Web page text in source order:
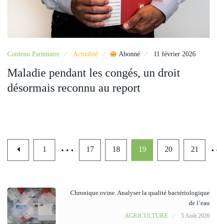
Contenu Partenaire Actualité Abonné 11 février 2026
Maladie pendant les congés, un droit
désormais reconnu au report
1 … 17 18 19 20 21
Chronique ovine. Analyser la qualité bactériologique
de l’eau
AGRICULTURE
5 Août 2026